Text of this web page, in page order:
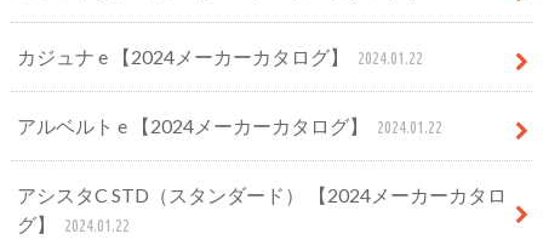
カジュナ e 【2024メーカーカタログ】 2024.01.22
アルベルト e 【2024メーカーカタログ】 2024.01.22
アシスタC STD（スタンダード） 【2024メーカーカタロ
グ】
2024.01.22